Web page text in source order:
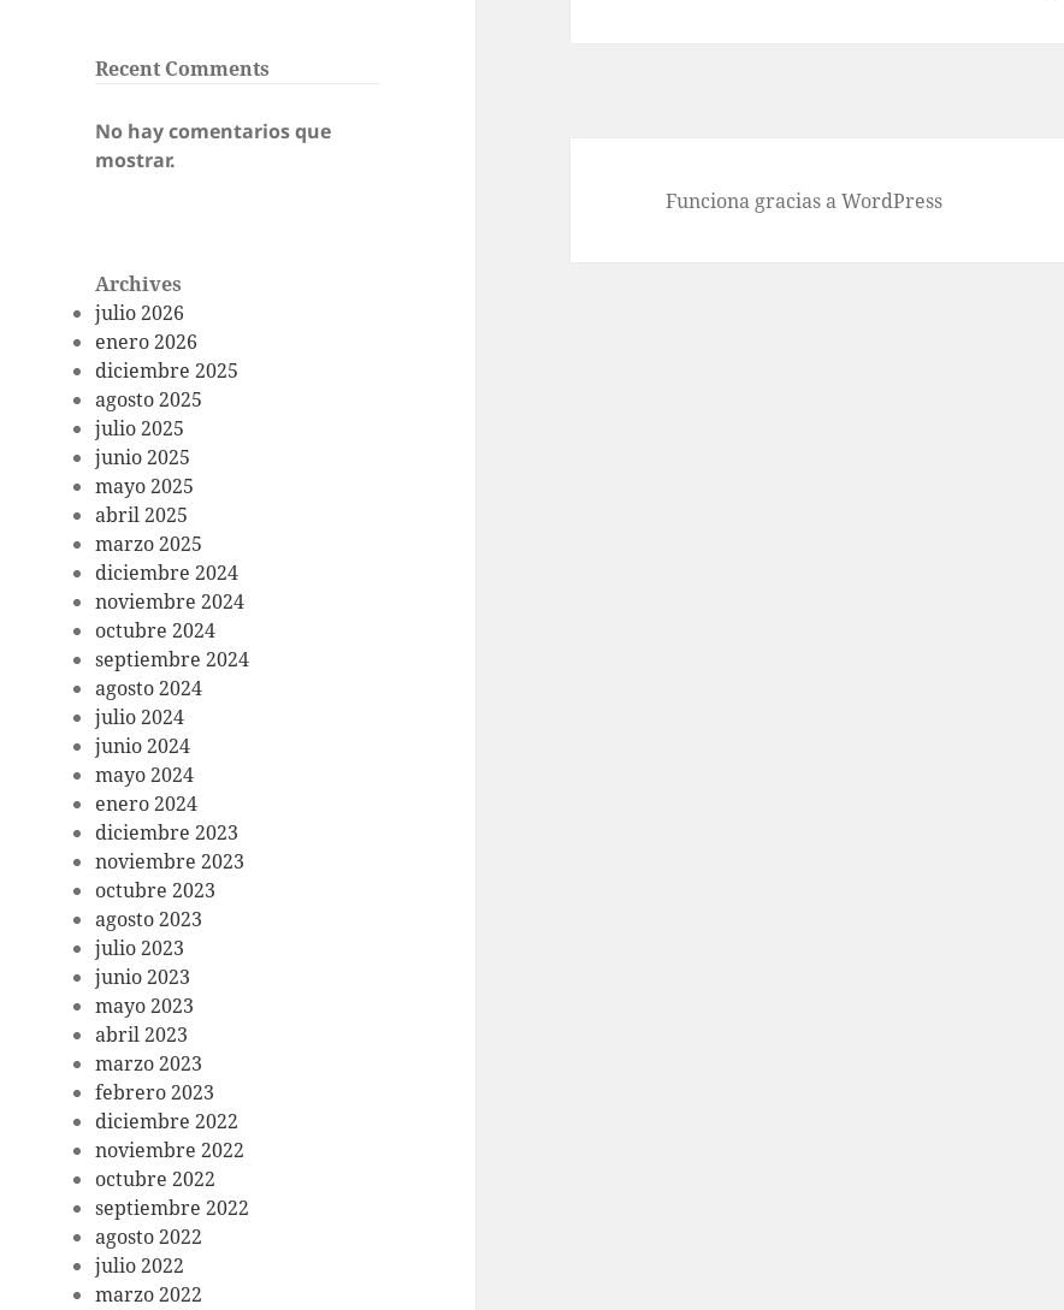
Recent Comments
No hay comentarios que
mostrar.
Archives
julio 2026
enero 2026
diciembre 2025
agosto 2025
julio 2025
junio 2025
mayo 2025
abril 2025
marzo 2025
diciembre 2024
noviembre 2024
octubre 2024
septiembre 2024
agosto 2024
julio 2024
junio 2024
mayo 2024
enero 2024
diciembre 2023
noviembre 2023
octubre 2023
agosto 2023
julio 2023
junio 2023
mayo 2023
abril 2023
marzo 2023
febrero 2023
diciembre 2022
noviembre 2022
octubre 2022
septiembre 2022
agosto 2022
julio 2022
marzo 2022
Funciona gracias a WordPress